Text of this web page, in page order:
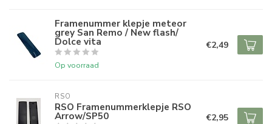
Framenummer klepje meteor
grey San Remo / New flash/
Dolce vita
Op voorraad
€2,49
RSO
RSO Framenummerklepje RSO
Arrow/SP50 €2,95